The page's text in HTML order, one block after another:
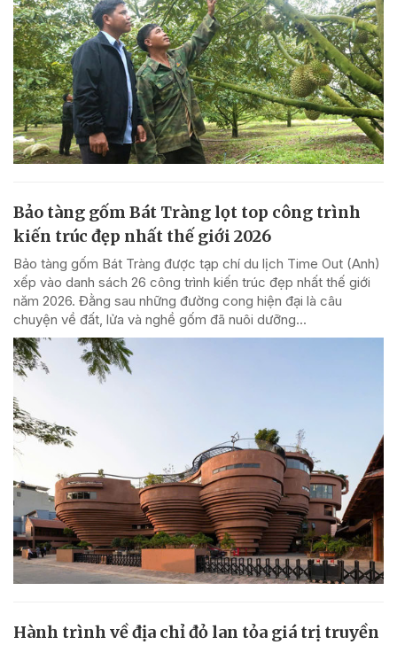
Bảo tàng gốm Bát Tràng lọt top công trình
kiến trúc đẹp nhất thế giới 2026
Bảo tàng gốm Bát Tràng được tạp chí du lịch Time Out (Anh)
xếp vào danh sách 26 công trình kiến trúc đẹp nhất thế giới
năm 2026. Đằng sau những đường cong hiện đại là câu
chuyện về đất, lửa và nghề gốm đã nuôi dưỡng...
Hành trình về địa chỉ đỏ lan tỏa giá trị truyền